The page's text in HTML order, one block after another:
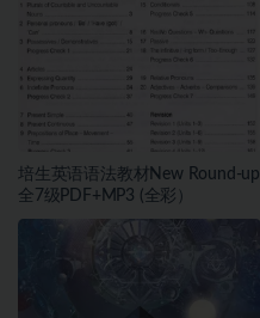
培生英语语法教材New Round-up
全7级PDF+MP3 (全彩）